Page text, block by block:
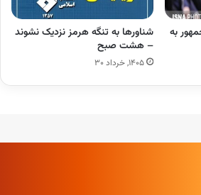
به
شناورها به تنگه هرمز نزدیک نشوند
– هشت صبح
۱۴۰۵, خرداد ۳۰